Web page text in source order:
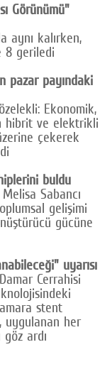
Görünümü"
aynı kalırken,
8 geriledi
pazar payındaki
Ekonomik,
hibrit ve elektrikli
çekerek
buldu
Sabancı
gelişimi
gücüne
uyarısı
Cerrahisi
stent
uygulanan her
ardı